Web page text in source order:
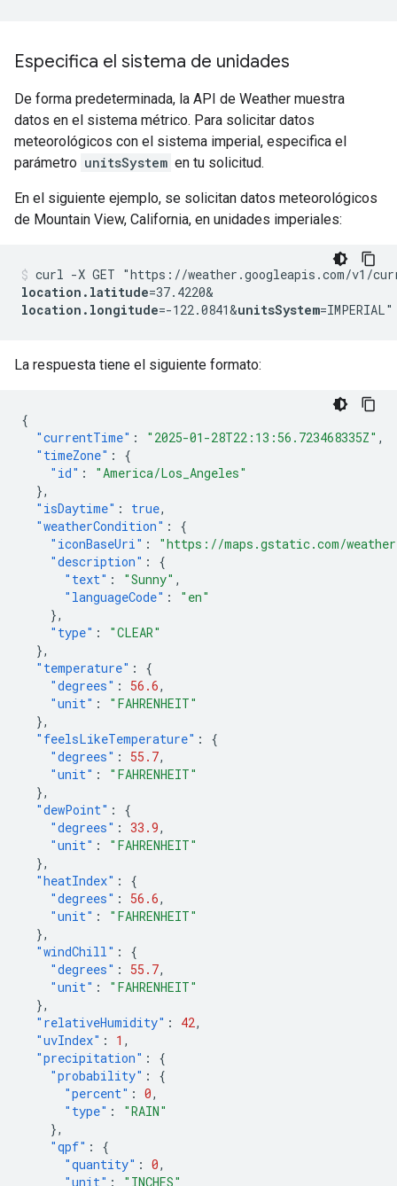
Especifica el sistema de unidades
De forma predeterminada, la API de Weather muestra
datos en el sistema métrico. Para solicitar datos
meteorológicos con el sistema imperial, especifica el
parámetro unitsSystem en tu solicitud.
En el siguiente ejemplo, se solicitan datos meteorológicos
de Mountain View, California, en unidades imperiales:
curl -X GET "https://weather.googleapis.com/v1/
location.latitude=37.4220&
location.longitude=-122.0841&unitsSystem=IMPERIAL"
La respuesta tiene el siguiente formato:
{
"currentTime" : "2025-01-28T22:13:56.723468335Z" ,
"timeZone" :
{
"id" :
"America/Los_Angeles"
},
"isDaytime" : true,
"weatherCondition" :
{
"iconBaseUri" :
"https://maps.gstatic.com/
"description" :
{
"text" : "Sunny" ,
"languageCode" :
"en"
},
"type" :
"CLEAR"
},
"temperature" :
{
"degrees" : 56.6,
"unit" :
"FAHRENHEIT"
},
"feelsLikeTemperature" :
{
"degrees" : 55.7,
"unit" :
"FAHRENHEIT"
},
"dewPoint" :
{
"degrees" : 33.9,
"unit" :
"FAHRENHEIT"
},
"heatIndex" :
{
"degrees" : 56.6,
"unit" :
"FAHRENHEIT"
},
"windChill" :
{
"degrees" : 55.7,
"unit" :
"FAHRENHEIT"
},
"relativeHumidity" : 42,
"uvIndex" : 1 ,
"precipitation" :
{
"probability" :
{
"percent" : 0,
"type" :
"RAIN"
},
"qpf" :
{
"quantity" : 0,
"unit" : "INCHES"